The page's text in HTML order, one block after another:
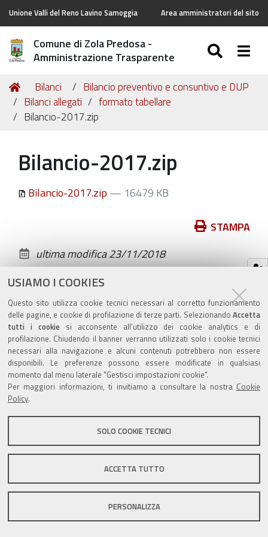
USIAMO I COOKIES
Questo sito utilizza cookie tecnici necessari al corretto funzionamento
delle pagine, e cookie di profilazione di terze parti. Selezionando Accetta
tutti i cookiesi acconsente all’utilizzo dei cookie analytics e di
profilazione. Chiudendo il banner verranno utilizzati solo i cookie tecnici
necessari alla navigazione e alcuni contenuti potrebbero non essere
disponibili. Le preferenze possono essere modificate in qualsiasi
momento dal menu laterale "Gestisci impostazioni cookie".
Per maggiori informazioni, ti invitiamo a consultare la nostra Cookie
Policy.
SOLO COOKIE TECNICI
ACCETTA TUTTO
PERSONALIZZA
Unione Valli del Reno Lavino Samoggia Area amministratori del sito
Comune di Zola Predosa -
Amministrazione Trasparente
Tu
sei
qui:
Home
Bilanci
Bilancio preventivo e consuntivo e DUP
Bilanci allegati
formato tabellare
Bilancio-2017.zip
Bilancio-2017.zip
Bilancio-2017.zip — 16479 KB
documento
STAMPA
ultima modifica23/11/2018
Valuta questo sito
Sito istituzionale Comune di Zola Predosa
DPO|Accessibilità